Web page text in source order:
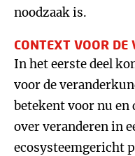
noodzaak is.
CONTEXT VOOR DE
In het eerste deel
voor de
betekent voor nu en
over veranderen in
ecosysteemgericht